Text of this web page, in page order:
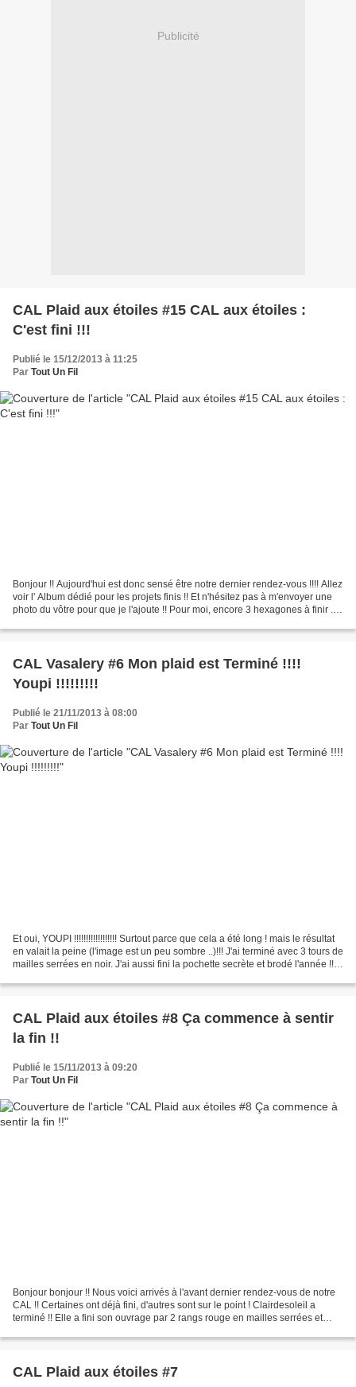
Publicité
CAL Plaid aux étoiles #15 CAL aux étoiles :
C'est fini !!!
Publié le 15/12/2013 à 11:25
Par Tout Un Fil
Bonjour !! Aujourd'hui est donc sensé être notre dernier rendez-vous !!!! Allez
voir l' Album dédié pour les projets finis !! Et n'hésitez pas à m'envoyer une
photo du vôtre pour que je l'ajoute !! Pour moi, encore 3 hexagones à finir ...
CAL Vasalery #6 Mon plaid est Terminé !!!!
Youpi !!!!!!!!!
Publié le 21/11/2013 à 08:00
Par Tout Un Fil
Et oui, YOUPI !!!!!!!!!!!!!!!!!! Surtout parce que cela a été long ! mais le résultat
en valait la peine (l'image est un peu sombre ..)!!! J'ai terminé avec 3 tours de
mailles serrées en noir. J'ai aussi fini la pochette secrète et brodé l'année !!
CAL Plaid aux étoiles #8 Ça commence à sentir
la fin !!
Publié le 15/11/2013 à 09:20
Par Tout Un Fil
Bonjour bonjour !! Nous voici arrivés à l'avant dernier rendez-vous de notre
CAL !! Certaines ont déjà fini, d'autres sont sur le point ! Clairdesoleil a
terminé !! Elle a fini son ouvrage par 2 rangs rouge en mailles serrées et
CAL Plaid aux étoiles #7